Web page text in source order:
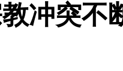
冲突不